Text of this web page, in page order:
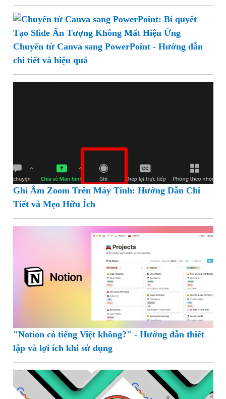
Chuyển từ Canva sang PowerPoint - Hướng dẫn
chi tiết và hiệu quả
Ghi Âm Zoom Trên Máy Tính: Hướng Dẫn Chi
Tiết và Mẹo Hữu Ích
"Notion có tiếng Việt không?" - Hướng dẫn thiết
lập và lợi ích khi sử dụng